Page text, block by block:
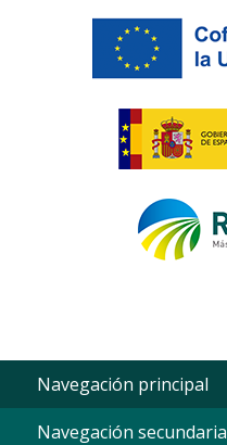
Ir o contido principal
Navegación principal
Navegación secundaria